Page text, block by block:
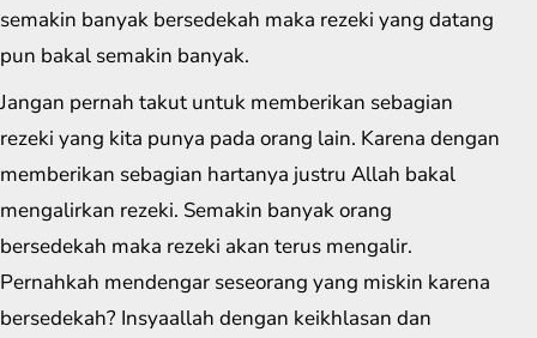
semakin banyak bersedekah maka rezeki yang datang
pun bakal semakin banyak.
Jangan pernah takut untuk memberikan sebagian
rezeki yang kita punya pada orang lain. Karena dengan
memberikan sebagian hartanya justru Allah bakal
mengalirkan rezeki. Semakin banyak orang
bersedekah maka rezeki akan terus mengalir.
Pernahkah mendengar seseorang yang miskin karena
bersedekah? Insyaallah dengan keikhlasan dan